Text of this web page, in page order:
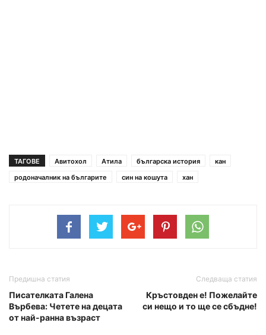
ТАГОВЕ Авитохол Атила българска история
кан
родоначалник на българите
син на кошута хан
Предишна статия
Писателката Галена
Върбева: Четете на децата
от най-ранна възраст
Следваща статия
Кръстовден е! Пожелайте
си нещо и то ще се сбъдне!